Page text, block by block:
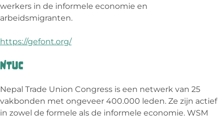
werkers in de informele economie en
arbeidsmigranten.
https://gefont.org/
NTUC
Nepal Trade Union Congress is een netwerk van 25
vakbonden met ongeveer 400.000 leden. Ze zijn actief
in zowel de formele als de informele economie. WSM